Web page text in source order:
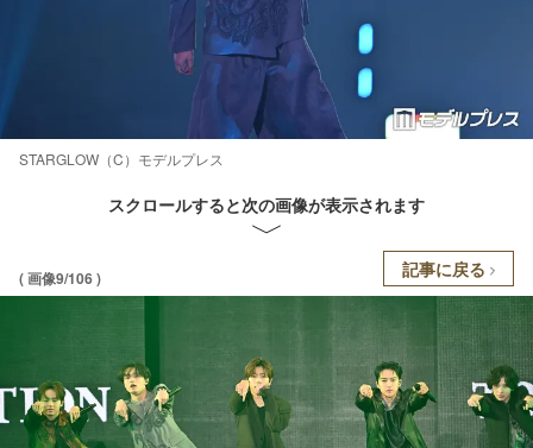
STARGLOW（C）モデルプレス
スクロールすると次の画像が表示されます
( 画像9/106 ) 記事に戻る